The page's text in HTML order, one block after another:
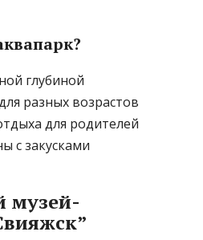
глубиной
разных возрастов
для родителей
с закусками
музей-